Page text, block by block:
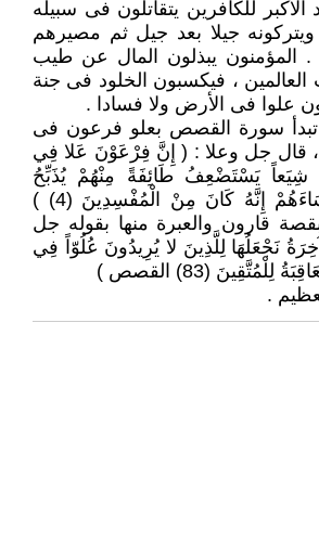
الأكبر للكافرين يتقاتلون فى سبيله
جيلا بعد جيل ثم مصيرهم
المؤمنون يبذلون المال عن طيب
، فيكسبون الخلود فى جنة
علوا فى الأرض ولا فسادا .
تبدأ سورة القصص بعلو فرعون فى
قال جل وعلا : ( إِنَّ فِرْعَوْنَ عَلا فِي
شِيَعاً يَسْتَضْعِفُ طَائِفَةً مِنْهُمْ يُذَبِّحُ
أَبْنَاءَهُمْ وَيَسْتَحْيِ نِسَاءَهُمْ إِنَّهُ كَانَ مِنْ الْمُفْسِدِينَ (4) )
قارون والعبرة منها بقوله جل
نَجْعَلُهَا لِلَّذِينَ لا يُرِيدُونَ عُلُوّاً فِي
(83) القصص )
.